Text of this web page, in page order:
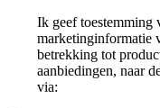
Ik geef toestemming
betrekking tot
aanbiedingen, naar
via: